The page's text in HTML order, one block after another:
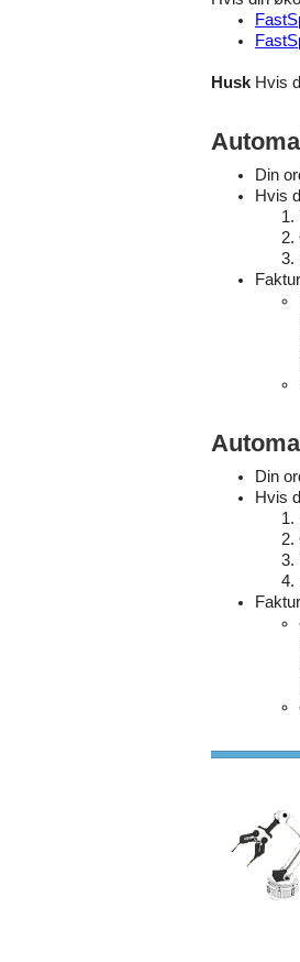
Husk Hvis
Din
Hvis
Din
Hvis